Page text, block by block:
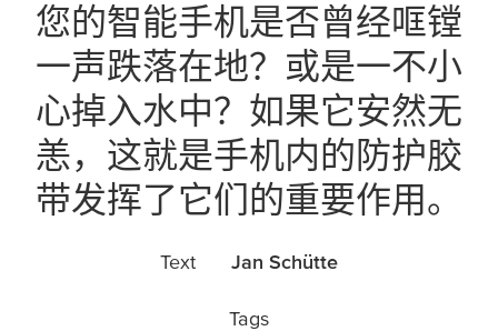
您的智能手机是否曾经哐镗
一声跌落在地？或是一不小
心掉入水中？如果它安然无
恙，这就是手机内的防护胶
带发挥了它们的重要作用。
Text Jan Schütte
Tags